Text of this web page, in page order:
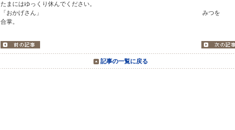
たまにはゆっくり休んでください。
「おかげさん」 みつを
合掌。
記事の一覧に戻る